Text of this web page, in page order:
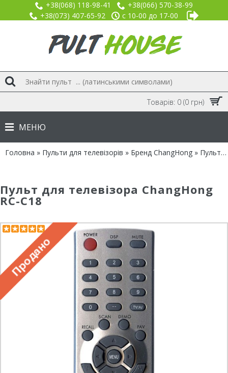
+38(068) 118-98-41
+38(066) 570-38-99
+38(073) 407-65-92
с 10-00 до 17-00
Товарів: 0 (0 грн)
МЕНЮ
Головна » Пульти для телевізорів » Бренд ChangHong » Пульт для ChangHong RC-C18
Пульт для телевізора ChangHong
RC-C18